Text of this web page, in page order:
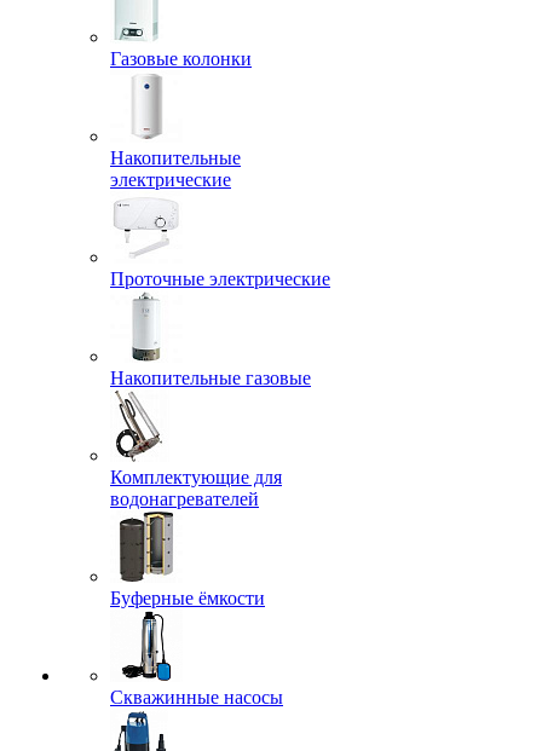
Газовые колонки
Накопительные
электрические
Проточные электрические
Накопительные газовые
Комплектующие для
водонагревателей
Буферные ёмкости
Скважинные насосы